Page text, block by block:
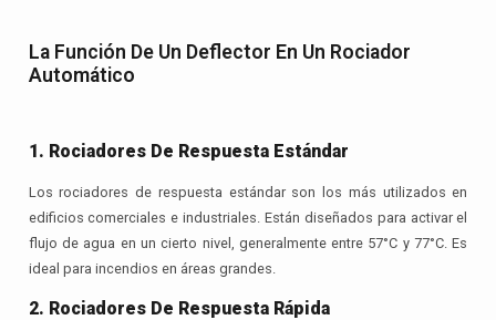
La Función De Un Deflector En Un Rociador
Automático
1. Rociadores De Respuesta Estándar
Los rociadores de respuesta estándar son los más utilizados en
edificios comerciales e industriales. Están diseñados para activar el
flujo de agua en un cierto nivel, generalmente entre 57°C y 77°C. Es
ideal para incendios en áreas grandes.
2. Rociadores De Respuesta Rápida